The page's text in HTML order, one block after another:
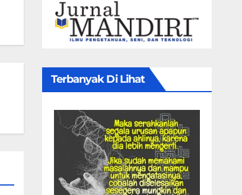
Terbanyak Di Lihat